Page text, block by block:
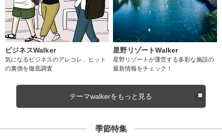
ビジネスWalker
気になるビジネスのアレコレ、ヒット
の裏側を徹底調査
星野リゾートWalker
星野リゾートが運営する多彩な施設の
最新情報をチェック！
テーマwalkerをもっと見る
季節特集